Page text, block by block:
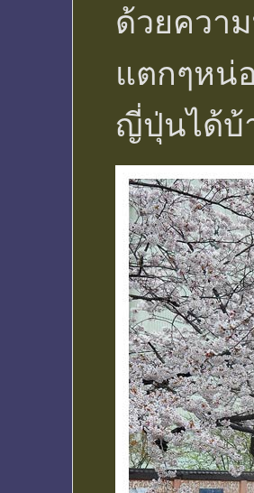
ด้วยควา
แตกๆหน่
ญี่ปุ่นได้บ้